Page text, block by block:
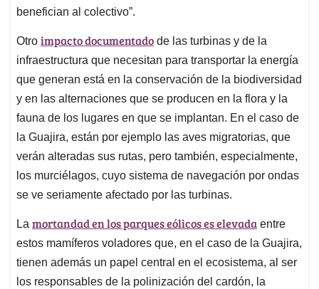
benefician al colectivo”.
Otro impacto documentado de las turbinas y de la
infraestructura que necesitan para transportar la energía
que generan está en la conservación de la biodiversidad
y en las alternaciones que se producen en la flora y la
fauna de los lugares en que se implantan. En el caso de
la Guajira, están por ejemplo las aves migratorias, que
verán alteradas sus rutas, pero también, especialmente,
los murciélagos, cuyo sistema de navegación por ondas
se ve seriamente afectado por las turbinas.
La mortandad en los parques eólicos es elevada entre
estos mamíferos voladores que, en el caso de la Guajira,
tienen además un papel central en el ecosistema, al ser
los responsables de la polinización del cardón, la